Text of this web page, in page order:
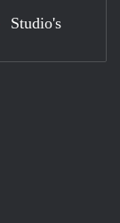
Studio's